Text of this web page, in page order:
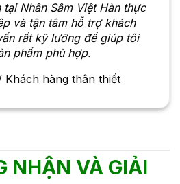
Nhân Sâm Việt Hàn thực
và tận tâm hỗ trợ khách
rất kỹ lưỡng để giúp tôi
phẩm phù hợp.
Khách hàng thân thiết
NHẬN VÀ GIẢI